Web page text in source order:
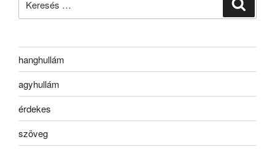
hanghullám
agyhullám
érdekes
szöveg